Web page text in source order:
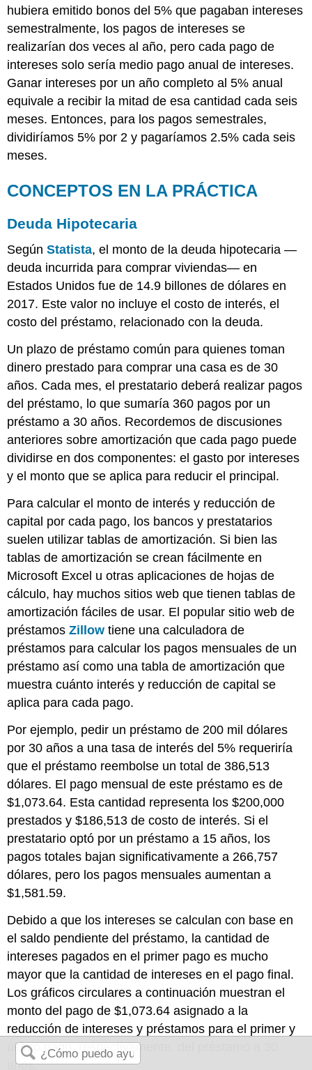
hubiera emitido bonos del 5% que pagaban intereses
semestralmente, los pagos de intereses se
realizarían dos veces al año, pero cada pago de
intereses solo sería medio pago anual de intereses.
Ganar intereses por un año completo al 5% anual
equivale a recibir la mitad de esa cantidad cada seis
meses. Entonces, para los pagos semestrales,
dividiríamos 5% por 2 y pagaríamos 2.5% cada seis
meses.
CONCEPTOS EN LA PRÁCTICA
Deuda Hipotecaria
SegúnStatista, el monto de la deuda hipotecaria —
deuda incurrida para comprar viviendas— en
Estados Unidos fue de 14.9 billones de dólares en
2017. Este valor no incluye el costo de interés, el
costo del préstamo, relacionado con la deuda.
Un plazo de préstamo común para quienes toman
dinero prestado para comprar una casa es de 30
años. Cada mes, el prestatario deberá realizar pagos
del préstamo, lo que sumaría 360 pagos por un
préstamo a 30 años. Recordemos de discusiones
anteriores sobre amortización que cada pago puede
dividirse en dos componentes: el gasto por intereses
y el monto que se aplica para reducir el principal.
Para calcular el monto de interés y reducción de
capital por cada pago, los bancos y prestatarios
suelen utilizar tablas de amortización. Si bien las
tablas de amortización se crean fácilmente en
Microsoft Excel u otras aplicaciones de hojas de
cálculo, hay muchos sitios web que tienen tablas de
amortización fáciles de usar. El popular sitio web de
préstamosZillow tiene una calculadora de
préstamos para calcular los pagos mensuales de un
préstamo así como una tabla de amortización que
muestra cuánto interés y reducción de capital se
aplica para cada pago.
Por ejemplo, pedir un préstamo de 200 mil dólares
por 30 años a una tasa de interés del 5% requeriría
que el préstamo reembolse un total de 386,513
dólares. El pago mensual de este préstamo es de
$1,073.64. Esta cantidad representa los $200,000
prestados y $186,513 de costo de interés. Si el
prestatario optó por un préstamo a 15 años, los
pagos totales bajan significativamente a 266,757
dólares, pero los pagos mensuales aumentan a
$1,581.59.
Debido a que los intereses se calculan con base en
el saldo pendiente del préstamo, la cantidad de
intereses pagados en el primer pago es mucho
mayor que la cantidad de intereses en el pago final.
Los gráficos circulares a continuación muestran el
monto del pago de $1,073.64 asignado a la
reducción de intereses y préstamos para el primer y
último pago, respectivamente, del préstamo a 30
años.